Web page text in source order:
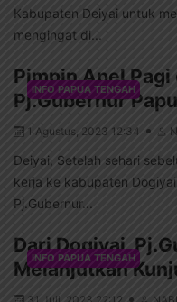
Kabupaten Deiyai untuk
mengingat di...
INFO PAPUA TENGAH
Pimpin Apel
Pj.Gubernur
1 Agustus, 2023 12:34
Deiyai, Setelah sehari
kerja ke kabupaten
Pj.Gubernur...
INFO PAPUA TENGAH
Dari Dogiyai,
Melanjutkan